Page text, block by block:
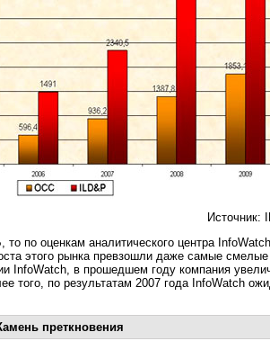
Источник:
по оценкам аналитического центра
этого рынка превзошли даже самые
InfoWatch, в прошедшем году компания
того, по результатам 2007 года InfoWatch
преткновения